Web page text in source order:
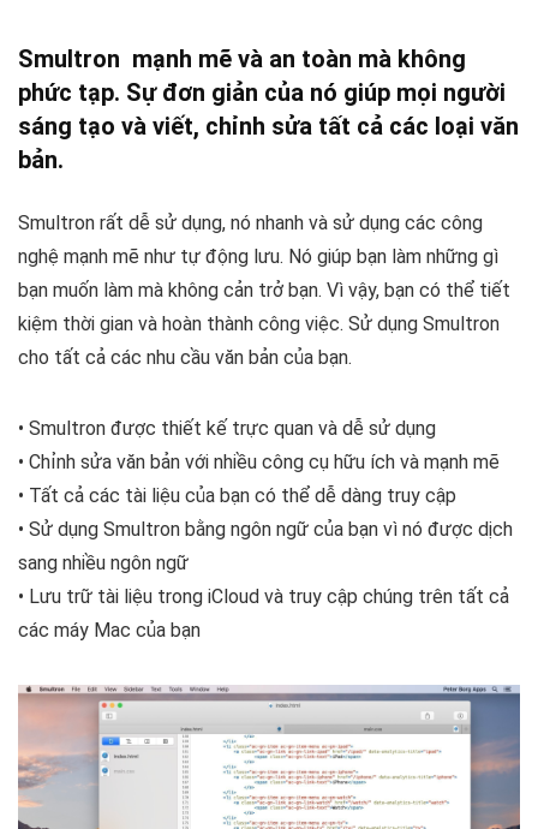
Smultron mạnh mẽ và an toàn mà không
phức tạp. Sự đơn giản của nó giúp mọi người
sáng tạo và viết, chỉnh sửa tất cả các loại văn
bản.
Smultron rất dễ sử dụng, nó nhanh và sử dụng các công
nghệ mạnh mẽ như tự động lưu. Nó giúp bạn làm những gì
bạn muốn làm mà không cản trở bạn. Vì vậy, bạn có thể tiết
kiệm thời gian và hoàn thành công việc. Sử dụng Smultron
cho tất cả các nhu cầu văn bản của bạn.
• Smultron được thiết kế trực quan và dễ sử dụng
• Chỉnh sửa văn bản với nhiều công cụ hữu ích và mạnh mẽ
• Tất cả các tài liệu của bạn có thể dễ dàng truy cập
• Sử dụng Smultron bằng ngôn ngữ của bạn vì nó được dịch
sang nhiều ngôn ngữ
• Lưu trữ tài liệu trong iCloud và truy cập chúng trên tất cả
các máy Mac của bạn